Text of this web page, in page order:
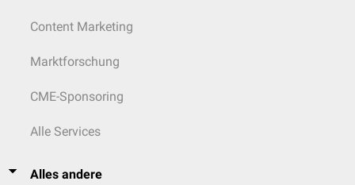
Content Marketing
Marktforschung
CME-Sponsoring
Alle Services
Alles andere